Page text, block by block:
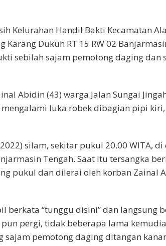
Kelurahan Handil Bakti Kecamatan
Karang Dukuh RT 15 RW 02
sebilah sajam pemotong daging dan
Abidin (43) warga Jalan Sungai
luka robek dibagian pipi
silam, sekitar pukul 20.00 WITA, di
Tengah. Saat itu tersangka
pukul dan dilerai oleh korban Zainal
berkata “tunggu disini” dan langsung
pun pergi, tidak beberapa lama
sajam pemotong daging ditangan